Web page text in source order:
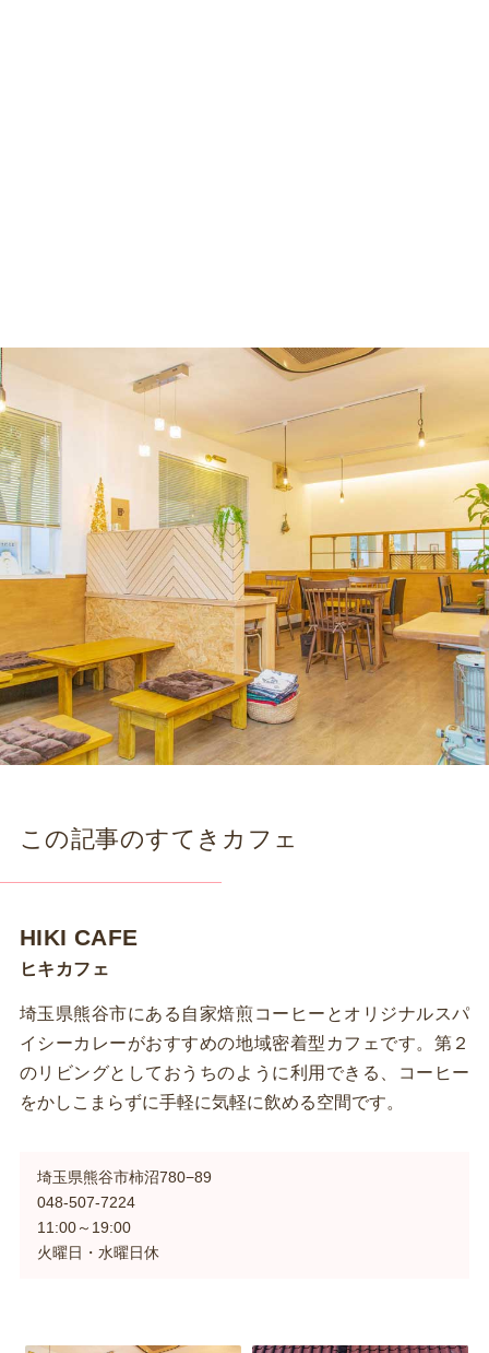
この記事のすてきカフェ
HIKI CAFE
ヒキカフェ
埼玉県熊谷市にある自家焙煎コーヒーとオリジナルスパ
イシーカレーがおすすめの地域密着型カフェです。第２
のリビングとしておうちのように利用できる、コーヒー
をかしこまらずに手軽に気軽に飲める空間です。
埼玉県熊谷市柿沼780−89
048-507-7224
11:00～19:00
火曜日・水曜日休